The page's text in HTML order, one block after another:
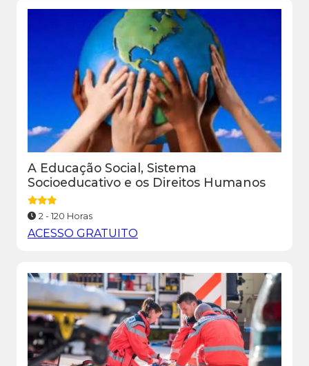
A Educação Social, Sistema
Socioeducativo e os Direitos Humanos
2 - 120 Horas
ACESSO GRATUITO